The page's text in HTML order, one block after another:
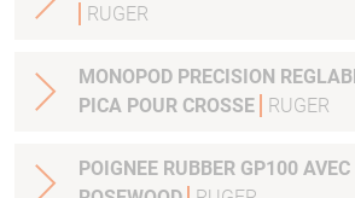
RUGER
MONOPOD PRECISION
PICA POUR CROSSE
RUGER
POIGNEE RUBBER GP100